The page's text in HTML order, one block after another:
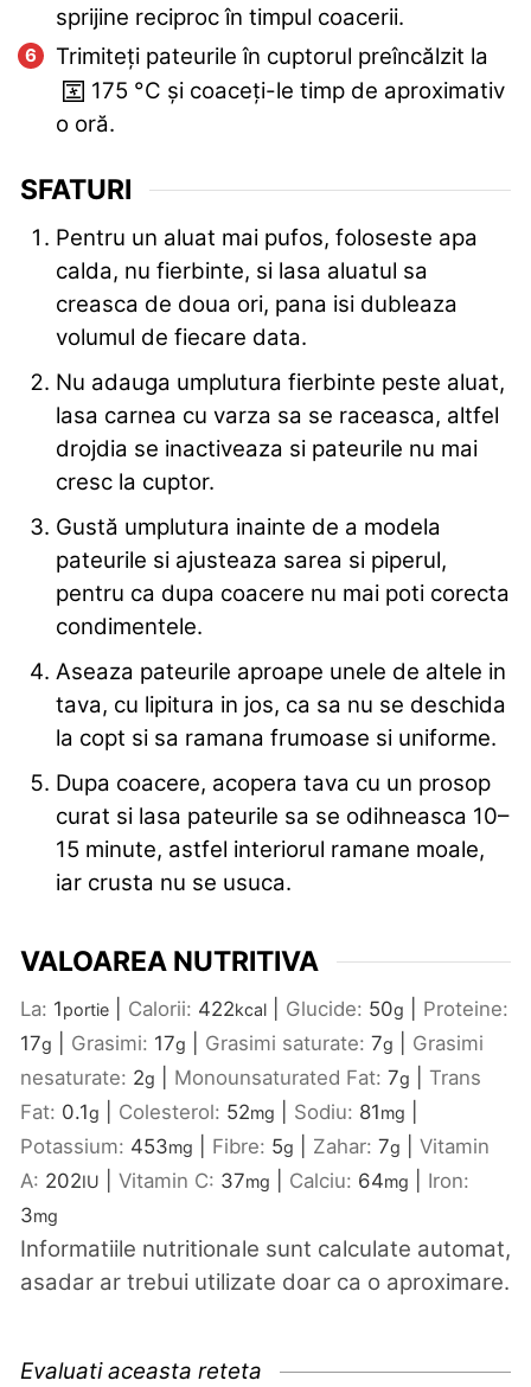
sprijine reciproc în timpul coacerii.
Trimiteți pateurile în cuptorul preîncălzit la
175 °C și coaceți-le timp de aproximativ
o oră.
SFATURI
Pentru un aluat mai pufos, foloseste apa
calda, nu fierbinte, si lasa aluatul sa
creasca de doua ori, pana isi dubleaza
volumul de fiecare data.
Nu adauga umplutura fierbinte peste aluat,
lasa carnea cu varza sa se raceasca, altfel
drojdia se inactiveaza si pateurile nu mai
cresc la cuptor.
Gustă umplutura inainte de a modela
pateurile si ajusteaza sarea si piperul,
pentru ca dupa coacere nu mai poti corecta
condimentele.
Aseaza pateurile aproape unele de altele in
tava, cu lipitura in jos, ca sa nu se deschida
la copt si sa ramana frumoase si uniforme.
Dupa coacere, acopera tava cu un prosop
curat si lasa pateurile sa se odihneasca 10–
15 minute, astfel interiorul ramane moale,
iar crusta nu se usuca.
VALOAREA NUTRITIVA
La: 1portie Calorii: 422kcal Glucide: 50g
Proteine:
17g Grasimi: 17g Grasimi saturate: 7g
Grasimi
nesaturate: 2g Monounsaturated Fat: 7g
Trans
Fat: 0.1g Colesterol: 52mg Sodiu: 81mg
Potassium: 453mg Fibre: 5g Zahar: 7g
Vitamin
A: 202IU Vitamin C: 37mg Calciu: 64mg
Iron:
3mg
Informatiile nutritionale sunt calculate automat,
asadar ar trebui utilizate doar ca o aproximare.
Evaluati aceasta reteta